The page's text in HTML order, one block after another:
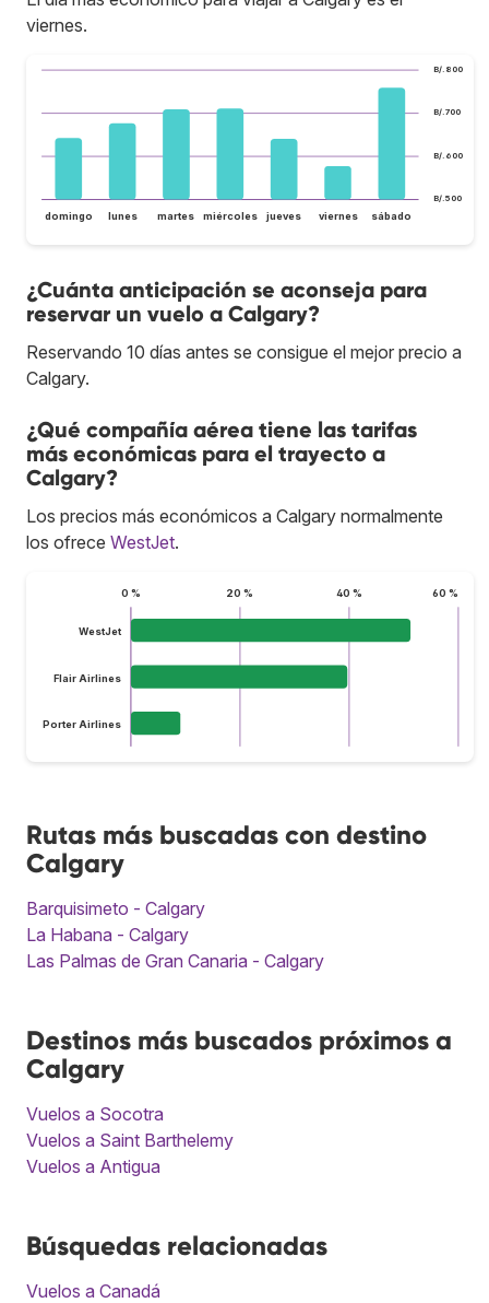
viernes.
B/.500
B/.600
B/.700
B/.800
domingo lunes martes miércoles jueves viernes sábado
¿Cuánta anticipación se aconseja para
reservar un vuelo a Calgary?
Reservando 10 días antes se consigue el mejor precio a
Calgary.
¿Qué compañía aérea tiene las tarifas
más económicas para el trayecto a
Calgary?
Los precios más económicos a Calgary normalmente
los ofrece WestJet.
0 % 20 % 40 % 60 %
WestJet
Flair Airlines
Porter Airlines
Rutas más buscadas con destino
Calgary
Barquisimeto - Calgary
La Habana - Calgary
Las Palmas de Gran Canaria - Calgary
Destinos más buscados próximos a
Calgary
Vuelos a Socotra
Vuelos a Saint Barthelemy
Vuelos a Antigua
Búsquedas relacionadas
Vuelos a Canadá